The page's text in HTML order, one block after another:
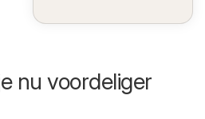
nu voordeliger